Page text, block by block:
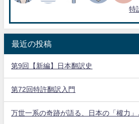
特
最近の投稿
第9回【新編】日本翻訳史
第72回特許翻訳入門
万世一系の奇跡が語る、日本の「權力